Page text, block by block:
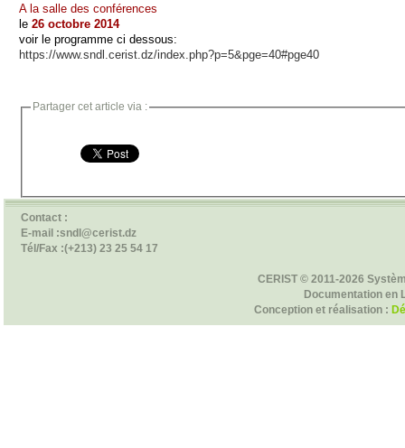
A la salle des conférences
le 26 octobre 2014
voir le programme ci dessous:
https://www.sndl.cerist.dz/index.php?p=5&pge=40#pge40
Partager cet article via :
Contact :
E-mail :sndl@cerist.dz
Tél/Fax :(+213) 23 25 54 17
CERIST © 2011-2026
Documentation en
Conception et réalisation :